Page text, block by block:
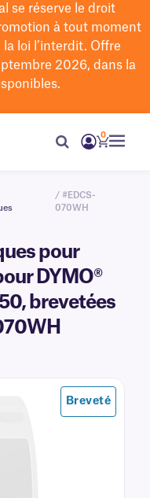
se réserve le droit
à tout moment
loi l’interdit. Offre
2026, dans la
0
/ #EDCS-
070WH
pour
DYMO®
brevetées
Breveté